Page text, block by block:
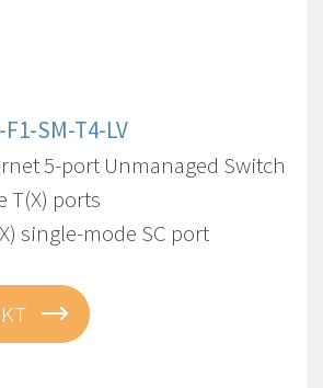
SM-T4-LV
5-port Unmanaged Switch
T(X) ports
single-mode SC port